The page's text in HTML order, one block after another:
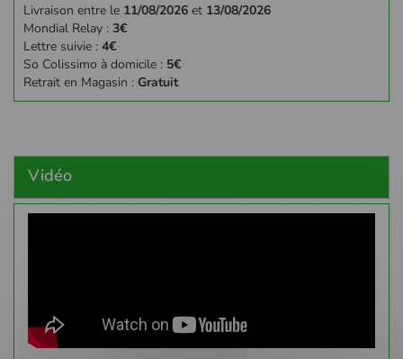
Livraison entre le 11/08/2026 et 13/08/2026
Mondial Relay : 3€
Lettre suivie : 4€
So Colissimo à domicile : 5€
Retrait en Magasin : Gratuit
Vidéo